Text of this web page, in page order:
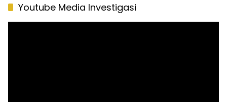
Youtube Media Investigasi